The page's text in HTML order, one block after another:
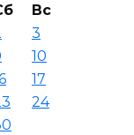
Вс
3
10
17
24